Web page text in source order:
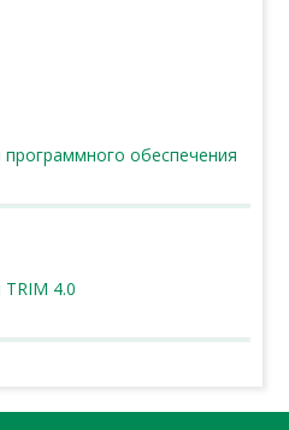
обеспечения
4.0